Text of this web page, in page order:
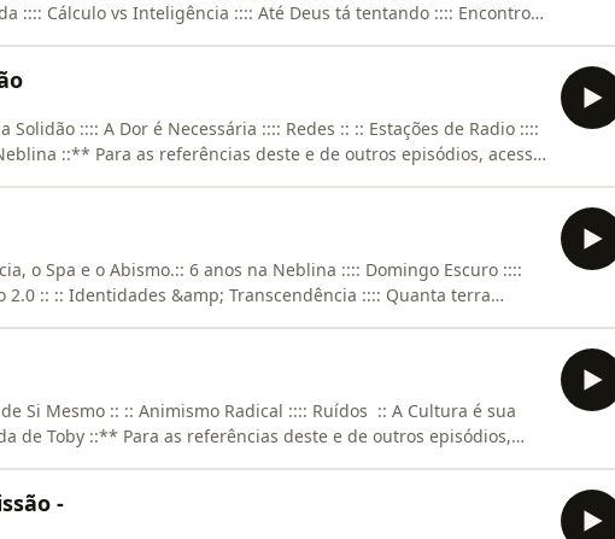
:::: Cálculo vs Inteligência :::: Até Deus tá tentando :::: Encontros
Solidão :::: A Dor é Necessária :::: Redes :: :: Estações de Radio ::::
::** Para as referências deste e de outros episódios, acesse
o Spa e o Abismo.:: 6 anos na Neblina :::: Domingo Escuro ::::
2.0 :: :: Identidades &amp; Transcendência :::: Quanta terra
Si Mesmo :: :: Animismo Radical :::: Ruídos :: A Cultura é sua
de Toby ::** Para as referências deste e de outros episódios,
-